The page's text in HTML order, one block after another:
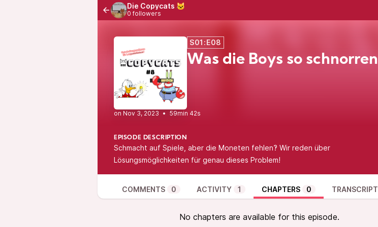
Die Copycats 🐱
0 followers
S01:E08
Was die Boys so schnorren
• 59min 42s
EPISODE DESCRIPTION
Schmacht auf Spiele, aber die Moneten fehlen‽ Wir reden über
Lösungsmöglichkeiten für genau dieses Problem!
COMMENTS 0 ACTIVITY 1 CHAPTERS 0 TRANSCRIPT
No chapters are available for this episode.